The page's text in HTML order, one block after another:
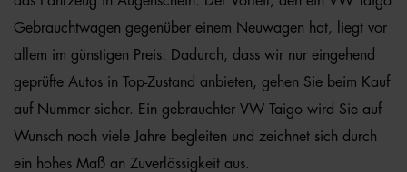
Gebrauchtwagen gegenüber einem Neuwagen hat, liegt vor
allem im günstigen Preis. Dadurch, dass wir nur eingehend
geprüfte Autos in Top-Zustand anbieten, gehen Sie beim Kauf
auf Nummer sicher. Ein gebrauchter VW Taigo wird Sie auf
Wunsch noch viele Jahre begleiten und zeichnet sich durch
ein hohes Maß an Zuverlässigkeit aus.